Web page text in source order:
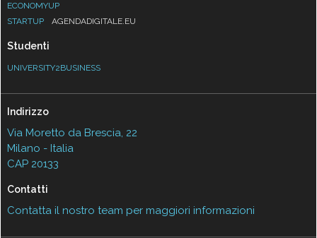
ECONOMYUP
STARTUP
AGENDADIGITALE.EU
Studenti
UNIVERSITY2BUSINESS
Indirizzo
Via Moretto da Brescia, 22
Milano - Italia
CAP 20133
Contatti
Contatta il nostro team per maggiori informazioni